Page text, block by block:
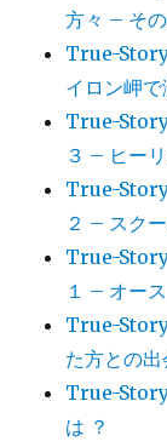
方々 – その
True-
イロン岬
True-
３ – ヒー
True-
２ – スク
True-
１ – オー
True-Story
た方との出
True-Story
は ？